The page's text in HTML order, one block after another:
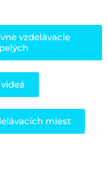
vzdelávacie
miest